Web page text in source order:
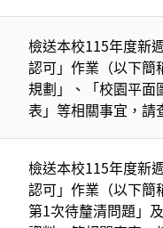
檢送本校115年度新
認可」作業（以下簡
規劃」、「校園平面
表」等相關事宜，請
檢送本校115年度新
認可」作業（以下簡
第1次待釐清問題」